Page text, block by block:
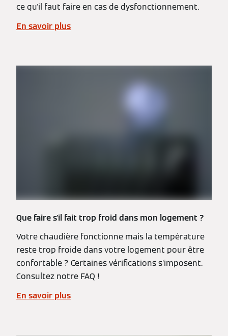
ce qu'il faut faire en cas de dysfonctionnement.
En savoir plus
Que faire s'il fait trop froid dans mon logement ?
Votre chaudière fonctionne mais la température
reste trop froide dans votre logement pour être
confortable ? Certaines vérifications s’imposent.
Consultez notre FAQ !
En savoir plus